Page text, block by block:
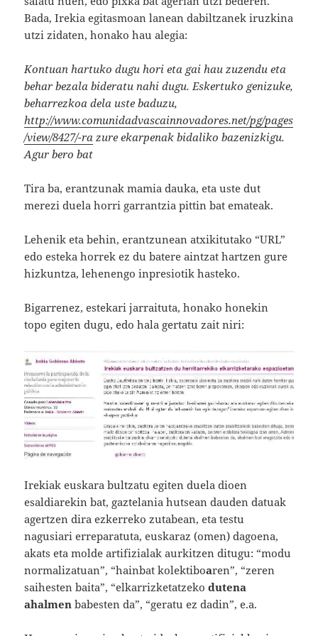
Bada, Irekia egitasmoan lanean dabiltzanek iruzkina
utzi zidaten, honako hau alegia:
Kontuan hartuko dugu hori eta gai hau zuzendu eta
behar bezala bideratu nahi dugu. Eskertuko genizuke,
beharrezkoa dela uste baduzu,
http://www.comunidadvascainnovadores.net/pg/pages
/view/8427/-ra zure ekarpenak bidaliko bazenizkigu.
Agur bero bat
Tira ba, erantzunak mamia dauka, eta uste dut
merezi duela horri garrantzia pittin bat emateak.
Lehenik eta behin, erantzunean atxikitutako “URL”
edo esteka horrek ez du batere aintzat hartzen gure
hizkuntza, lehenengo inpresiotik hasteko.
Bigarrenez, estekari jarraituta, honako honekin
topo egiten dugu, edo hala gertatu zait niri:
Irekiak euskara bultzatu egiten duela dioen
esaldiarekin bat, gaztelania hutsean dauden datuak
agertzen dira ezkerreko zutabean, eta testu
nagusiari erreparatuta, euskaraz (omen) dagoena,
akats eta molde artifizialak aurkitzen ditugu: “modu
normalizatuan”, “hainbat kolektiboaren”, “zeren
saihesten baita”, “elkarrizketatzekodutena
ahalmen babesten da”, “geratu ez dadin”, e.a.